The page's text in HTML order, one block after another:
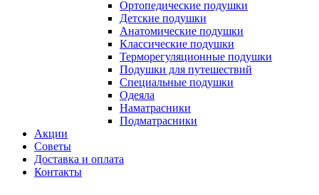
Ортопедические подушки
Детские подушки
Анатомические подушки
Классические подушки
Терморегуляционные подушки
Подушки для путешествий
Специальные подушки
Одеяла
Наматрасники
Подматрасники
Акции
Советы
Доставка и оплата
Контакты